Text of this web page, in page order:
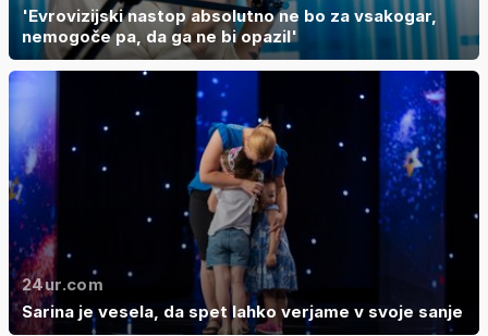
'Evrovizijski nastop absolutno ne bo za vsakogar,
nemogoče pa, da ga ne bi opazil'
24ur.com
Sarina je vesela, da spet lahko verjame v svoje sanje